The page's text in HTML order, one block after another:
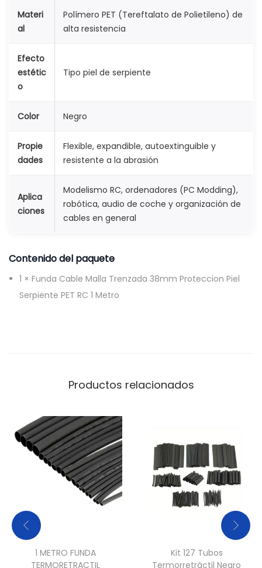
e
t
a
n
Materi
al
Polímero PET (Tereftalato de Polietileno) de
alta resistencia
Efecto
estétic
o
Tipo piel de serpiente
Color Negro
Propie
dades
Flexible, expandible, autoextinguible y
resistente a la abrasión
Aplica
ciones
Modelismo RC, ordenadores (PC Modding),
robótica, audio de coche y organización de
cables en general
Contenido del paquete
1 × Funda Cable Malla Trenzada 38mm Proteccion Piel
Serpiente PET RC 1 Metro
Productos relacionados
1 METRO FUNDA
TERMORETRACTIL
Kit 127 Tubos
Termorretráctil Negro